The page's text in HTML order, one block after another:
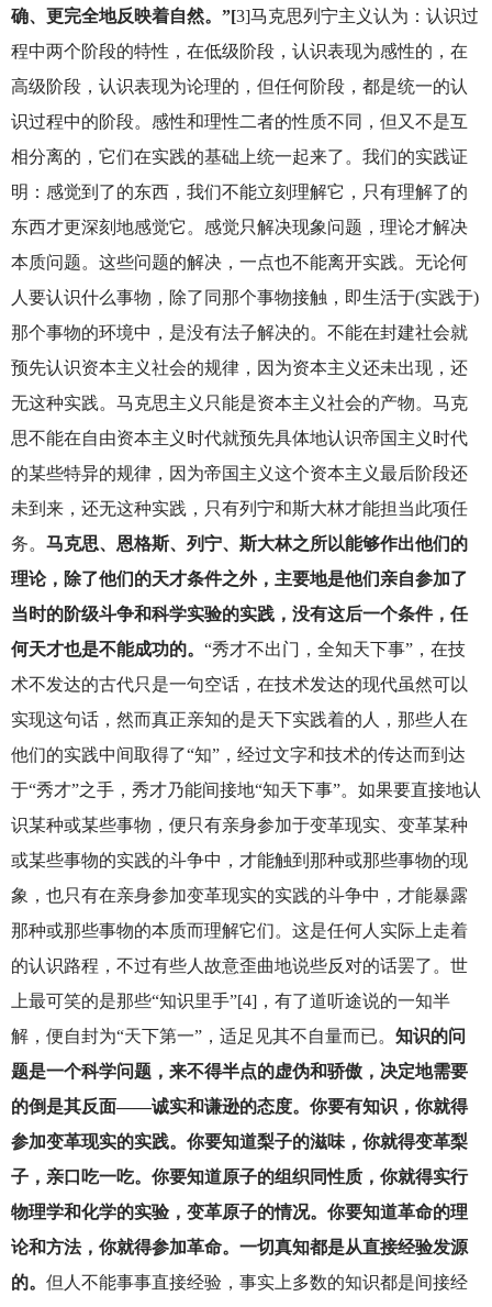
确、更完全地反映着自然。”[3]马克思列宁主义认为：认识过
程中两个阶段的特性，在低级阶段，认识表现为感性的，在
高级阶段，认识表现为论理的，但任何阶段，都是统一的认
识过程中的阶段。感性和理性二者的性质不同，但又不是互
相分离的，它们在实践的基础上统一起来了。我们的实践证
明：感觉到了的东西，我们不能立刻理解它，只有理解了的
东西才更深刻地感觉它。感觉只解决现象问题，理论才解决
本质问题。这些问题的解决，一点也不能离开实践。无论何
人要认识什么事物，除了同那个事物接触，即生活于(实践于)
那个事物的环境中，是没有法子解决的。不能在封建社会就
预先认识资本主义社会的规律，因为资本主义还未出现，还
无这种实践。马克思主义只能是资本主义社会的产物。马克
思不能在自由资本主义时代就预先具体地认识帝国主义时代
的某些特异的规律，因为帝国主义这个资本主义最后阶段还
未到来，还无这种实践，只有列宁和斯大林才能担当此项任
务。 马克思、恩格斯、列宁、斯大林之所以能够作出他们的
理论，除了他们的天才条件之外，主要地是他们亲自参加了
当时的阶级斗争和科学实验的实践，没有这后一个条件，任
何天才也是不能成功的。 “秀才不出门，全知天下事”，在技
术不发达的古代只是一句空话，在技术发达的现代虽然可以
实现这句话，然而真正亲知的是天下实践着的人，那些人在
他们的实践中间取得了“知”，经过文字和技术的传达而到达
于“秀才”之手，秀才乃能间接地“知天下事”。如果要直接地认
识某种或某些事物，便只有亲身参加于变革现实、变革某种
或某些事物的实践的斗争中，才能触到那种或那些事物的现
象，也只有在亲身参加变革现实的实践的斗争中，才能暴露
那种或那些事物的本质而理解它们。这是任何人实际上走着
的认识路程，不过有些人故意歪曲地说些反对的话罢了。世
上最可笑的是那些“知识里手”[4]，有了道听途说的一知半
解，便自封为“天下第一”，适足见其不自量而已。 知识的问
题是一个科学问题，来不得半点的虚伪和骄傲，决定地需要
的倒是其反面——诚实和谦逊的态度。你要有知识，你就得
参加变革现实的实践。你要知道梨子的滋味，你就得变革梨
子，亲口吃一吃。你要知道原子的组织同性质，你就得实行
物理学和化学的实验，变革原子的情况。你要知道革命的理
论和方法，你就得参加革命。一切真知都是从直接经验发源
的。 但人不能事事直接经验，事实上多数的知识都是间接经